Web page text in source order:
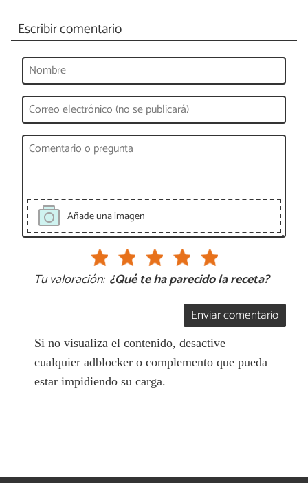
Escribir comentario
Añade una imagen
Tu valoración: ¿Qué te ha parecido la receta?
Enviar comentario
Si no visualiza el contenido, desactive
cualquier adblocker o complemento que pueda
estar impidiendo su carga.